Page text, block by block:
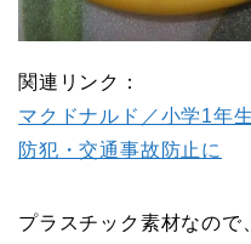
関連リンク：
マクドナルド／小学1年
防犯・交通事故防止に
プラスチック素材なので